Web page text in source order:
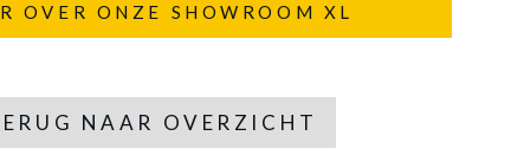
OVER ONZE SHOWROOM XL
NAAR OVERZICHT